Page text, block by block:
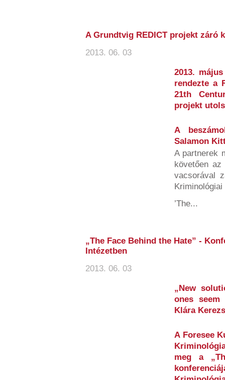
A Grundtvig REDICT projekt záró
2013. 06. 03
2013.
rendezte a
21th
projekt
A
Salamon
A partnerek
követően az
vacsorával
’The...
„The Face Behind the Hate” -
Intézetben
2013. 06. 03
„New
ones seem
Klára
A Foresee
meg a